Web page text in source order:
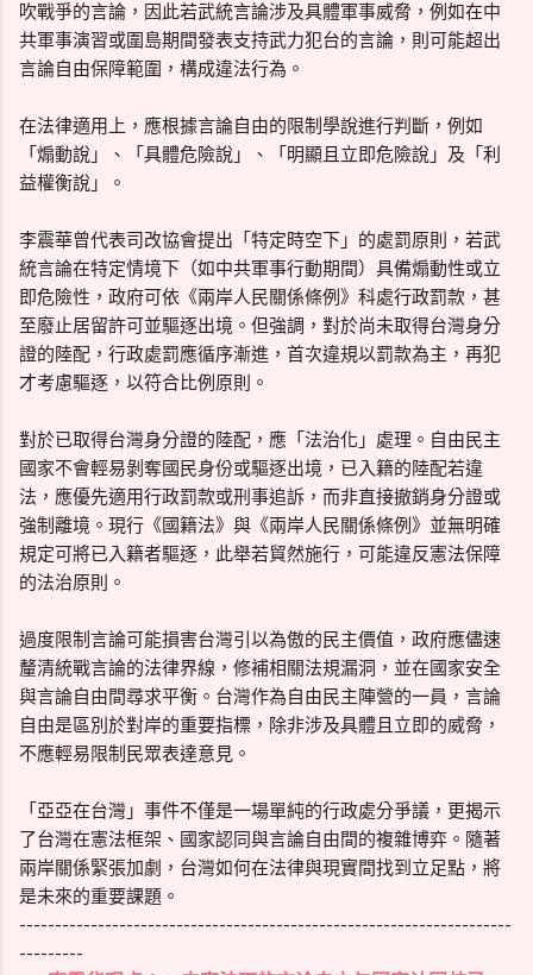
吹戰爭的言論，因此若武統言論涉及具體軍事威脅，例如在中
共軍事演習或圍島期間發表支持武力犯台的言論，則可能超出
言論自由保障範圍，構成違法行為。
在法律適用上，應根據言論自由的限制學說進行判斷，例如
「煽動說」、「具體危險說」、「明顯且立即危險說」及「利
益權衡說」。
李震華曾代表司改協會提出「特定時空下」的處罰原則，若武
統言論在特定情境下（如中共軍事行動期間）具備煽動性或立
即危險性，政府可依《兩岸人民關係條例》科處行政罰款，甚
至廢止居留許可並驅逐出境。但強調，對於尚未取得台灣身分
證的陸配，行政處罰應循序漸進，首次違規以罰款為主，再犯
才考慮驅逐，以符合比例原則。
對於已取得台灣身分證的陸配，應「法治化」處理。自由民主
國家不會輕易剝奪國民身份或驅逐出境，已入籍的陸配若違
法，應優先適用行政罰款或刑事追訴，而非直接撤銷身分證或
強制離境。現行《國籍法》與《兩岸人民關係條例》並無明確
規定可將已入籍者驅逐，此舉若貿然施行，可能違反憲法保障
的法治原則。
過度限制言論可能損害台灣引以為傲的民主價值，政府應儘速
釐清統戰言論的法律界線，修補相關法規漏洞，並在國家安全
與言論自由間尋求平衡。台灣作為自由民主陣營的一員，言論
自由是區別於對岸的重要指標，除非涉及具體且立即的威脅，
不應輕易限制民眾表達意見。
「亞亞在台灣」事件不僅是一場單純的行政處分爭議，更揭示
了台灣在憲法框架、國家認同與言論自由間的複雜博弈。隨著
兩岸關係緊張加劇，台灣如何在法律與現實間找到立足點，將
是未來的重要課題。
---------------------------------------------------------------------
---------